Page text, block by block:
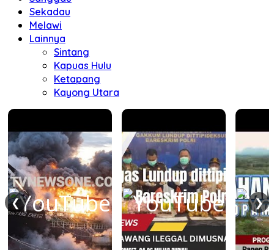
Sekadau
Melawi
Lainnya
Sintang
Kapuas Hulu
Ketapang
Kayong Utara
❮ ❯